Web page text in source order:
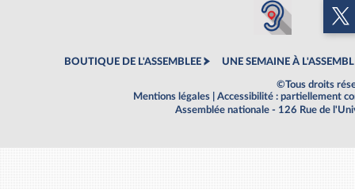
BOUTIQUE DE L'ASSEMBLEE UNE SEMAINE À
©Tous droits
Mentions légales
Accessibilité : partiellement
Assemblée nationale - 126 Rue de